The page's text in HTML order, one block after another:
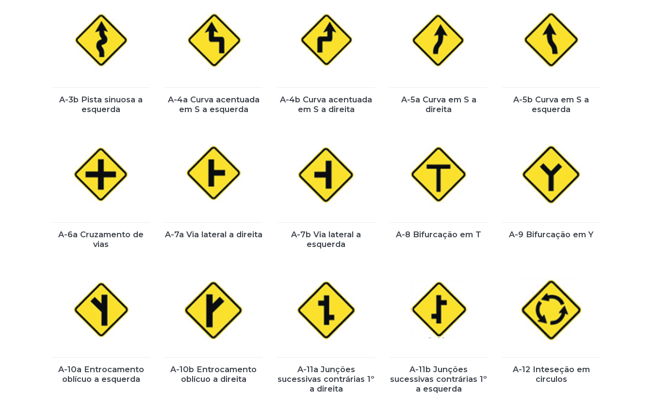
A-3b Pista sinuosa a
esquerda
A-4a Curva acentuada
em S a esquerda
A-4b Curva acentuada
em S a direita
A-5a Curva em S a
direita
A-5b Curva em S a
esquerda
A-6a Cruzamento de
vias
A-7a Via lateral a direita
A-7b Via lateral a
esquerda
A-8 Bifurcação em T A-9 Bifurcação em Y
A-10a Entrocamento
oblícuo a esquerda
A-10b Entrocamento
oblícuo a direita
A-11a Junções
sucessivas contrárias 1º
a direita
A-11b Junções
sucessivas contrárias 1º
a esquerda
A-12 Inteseção em
circulos